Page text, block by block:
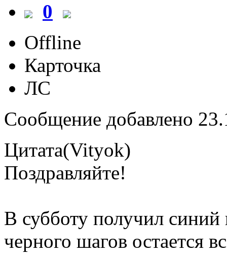
0
Offline
Карточка
ЛС
Сообщение добавлено
Цитата(Vityok)
Поздравляйте!
В субботу получил
черного шагов остается